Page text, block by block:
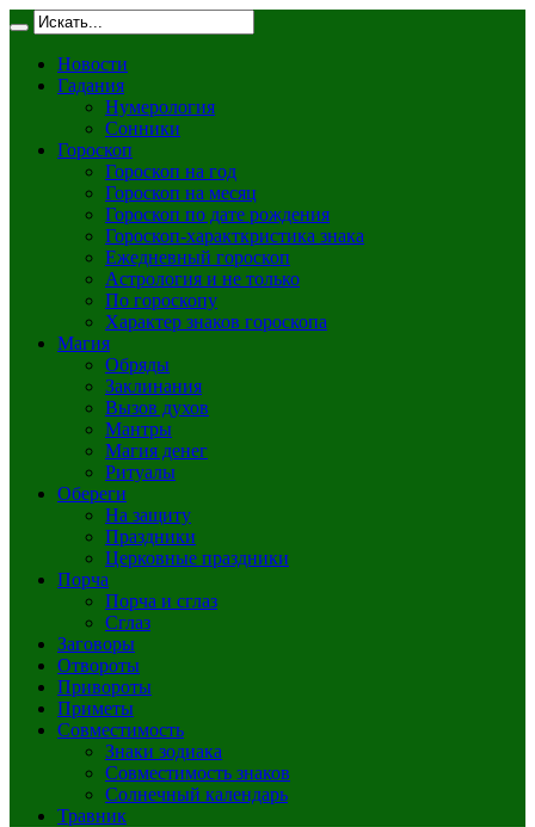
Новости
Гадания
Нумерология
Сонники
Гороскоп
Гороскоп на год
Гороскоп на месяц
Гороскоп по дате рождения
Гороскоп-характкристика знака
Ежедневный гороскоп
Астрология и не только
По гороскопу
Характер знаков гороскопа
Магия
Обряды
Заклинания
Вызов духов
Мантры
Магия денег
Ритуалы
Обереги
На защиту
Праздники
Церковные праздники
Порча
Порча и сглаз
Сглаз
Заговоры
Отвороты
Привороты
Приметы
Совместимость
Знаки зодиака
Совместимость знаков
Солнечный календарь
Травник